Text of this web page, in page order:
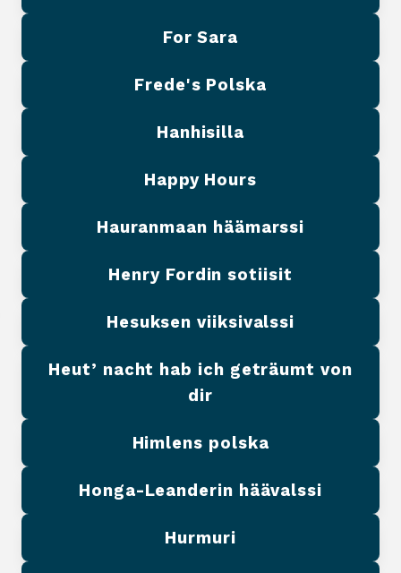
For Sara
Frede's Polska
Hanhisilla
Happy Hours
Hauranmaan häämarssi
Henry Fordin sotiisit
Hesuksen viiksivalssi
Heut’ nacht hab ich geträumt von
dir
Himlens polska
Honga-Leanderin häävalssi
Hurmuri